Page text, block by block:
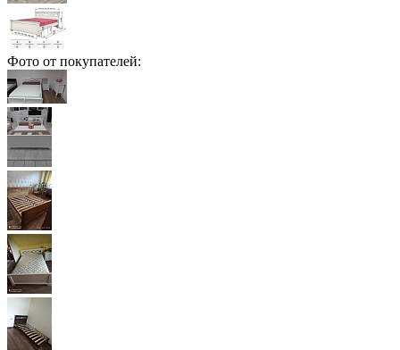
Фото от покупателей: